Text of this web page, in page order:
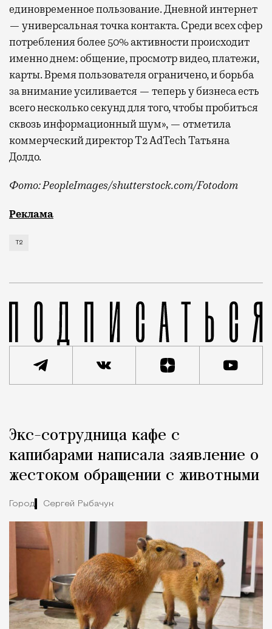
единовременное пользование. Дневной интернет
— универсальная точка контакта. Среди всех сфер
потребления более 50% активности происходит
именно днем: общение, просмотр видео, платежи,
карты. Время пользователя ограничено, и борьба
за внимание усиливается — теперь у бизнеса есть
всего несколько секунд для того, чтобы пробиться
сквозь информационный шум», — отметила
коммерческий директор Т2 AdTech Татьяна
Долдо.
Фото: PeopleImages/shutterstock.com/Fotodom
Мобильный оператор Т2 изучил модели интернет-
Реклама
Т2
Город
Экс-сотрудница кафе с
капибарами написала заявление о
жестоком обращении с животными
Город Сергей Рыбачук